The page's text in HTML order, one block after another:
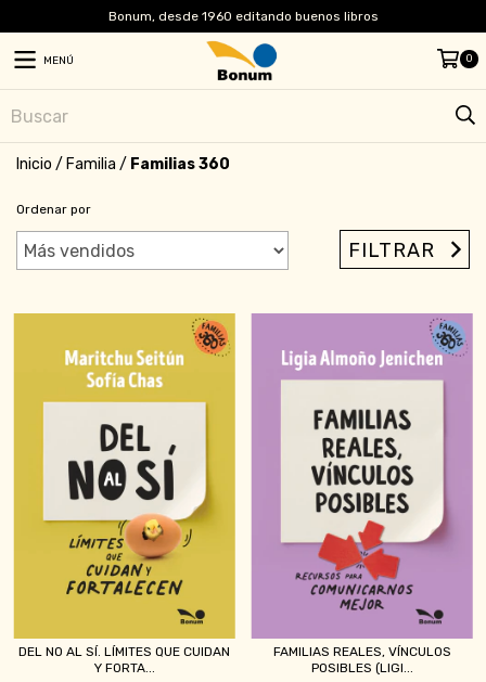
Bonum, desde 1960 editando buenos libros
MENÚ 0
Inicio / Familia / Familias 360
Ordenar por
FILTRAR
DEL NO AL SÍ. LÍMITES QUE CUIDAN
Y FORTA...
FAMILIAS REALES, VÍNCULOS
POSIBLES (LIGI...